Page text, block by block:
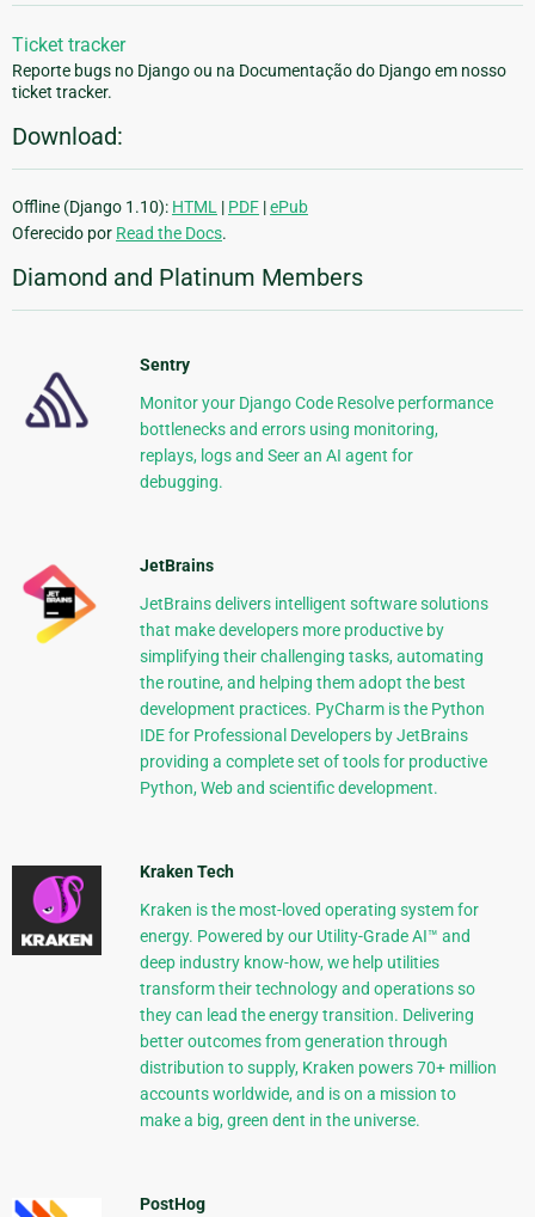
Ticket tracker
Reporte bugs no Django ou na Documentação do Django em nosso
ticket tracker.
Download:
Offline (Django 1.10): HTML | PDF |ePub
Oferecido por Read the Docs.
Diamond and Platinum Members
Sentry
Monitor your Django Code Resolve performance
bottlenecks and errors using monitoring,
replays, logs and Seer an AI agent for
debugging.
JetBrains
JetBrains delivers intelligent software solutions
that make developers more productive by
simplifying their challenging tasks, automating
the routine, and helping them adopt the best
development practices. PyCharm is the Python
IDE for Professional Developers by JetBrains
providing a complete set of tools for productive
Python, Web and scientific development.
Kraken Tech
Kraken is the most-loved operating system for
energy. Powered by our Utility-Grade AI™ and
deep industry know-how, we help utilities
transform their technology and operations so
they can lead the energy transition. Delivering
better outcomes from generation through
distribution to supply, Kraken powers 70+ million
accounts worldwide, and is on a mission to
make a big, green dent in the universe.
PostHog